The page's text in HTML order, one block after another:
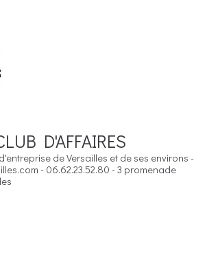
D'AFFAIRES
de Versailles et de ses environs -
- 06.62.23.52.80 - 3 promenade